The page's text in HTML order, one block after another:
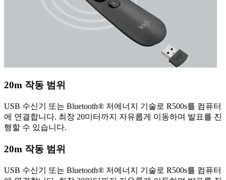
20m 작동 범위
USB 수신기 또는 Bluetooth® 저에너지 기술로 R500s를 컴퓨터
에 연결합니다. 최장 20미터까지 자유롭게 이동하며 발표를 진
행할 수 있습니다.
20m 작동 범위
USB 수신기 또는 Bluetooth® 저에너지 기술로 R500s를 컴퓨터